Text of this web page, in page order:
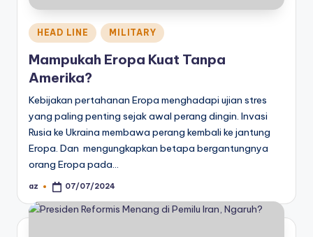
Posted
in
HEAD LINE MILITARY
Mampukah Eropa Kuat Tanpa
Amerika?
Kebijakan pertahanan Eropa menghadapi ujian stres
yang paling penting sejak awal perang dingin. Invasi
Rusia ke Ukraina membawa perang kembali ke jantung
Eropa. Dan mengungkapkan betapa bergantungnya
orang Eropa pada…
Posted
az 07/07/2024